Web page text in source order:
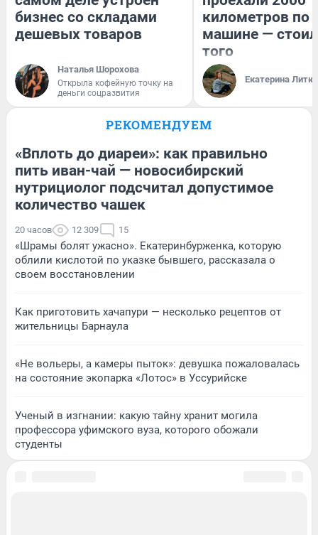
бизнес со складами
дешевых товаров
Наталья Шорохова
Открыла кофейную точку на
деньги соцразвития
километров по
машине —
того
Екатерина
РЕКОМЕНДУЕМ
«Вплоть до диареи»: как правильно
пить иван-чай — новосибирский
нутрициолог подсчитал допустимое
количество чашек
20 часов 12 309 15
«Шрамы болят ужасно». Екатеринбурженка, которую
облили кислотой по указке бывшего, рассказала о
своем восстановлении
Как приготовить хачапури — несколько рецептов от
жительницы Барнаула
«Не вольеры, а камеры пыток»: девушка пожаловалась
на состояние экопарка «Лотос» в Уссурийске
Ученый в изгнании: какую тайну хранит могила
профессора уфимского вуза, которого обожали
студенты